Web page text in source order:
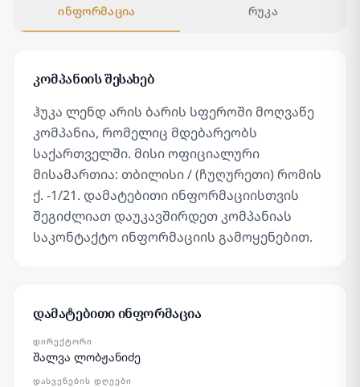
ინფორმაცია რუკა
კომპანიის შესახებ
ჰუკა ლენდ არის ბარის სფეროში მოღვაწე
კომპანია, რომელიც მდებარეობს
საქართველში. მისი ოფიციალური
მისამართია: თბილისი / (ჩუღურეთი) რომის
ქ. -1/21. დამატებითი ინფორმაციისთვის
შეგიძლიათ დაუკავშირდეთ კომპანიას
საკონტაქტო ინფორმაციის გამოყენებით.
დამატებითი ინფორმაცია
ᲓᲘᲠᲔᲥᲢᲝᲠᲘ
შალვა ლობჟანიძე
ᲓᲐᲡᲕᲔᲜᲔᲑᲘᲡ ᲓᲦᲔᲔᲑᲘ